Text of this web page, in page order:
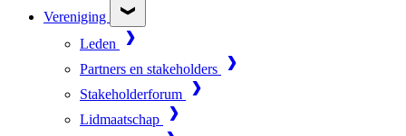
Vereniging
Leden
Partners en stakeholders
Stakeholderforum
Lidmaatschap